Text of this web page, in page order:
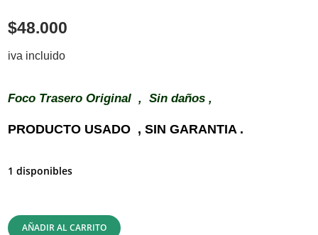
$48.000
iva incluido
Foco Trasero Original , Sin daños ,
PRODUCTO USADO , SIN GARANTIA .
1 disponibles
AÑADIR AL CARRITO